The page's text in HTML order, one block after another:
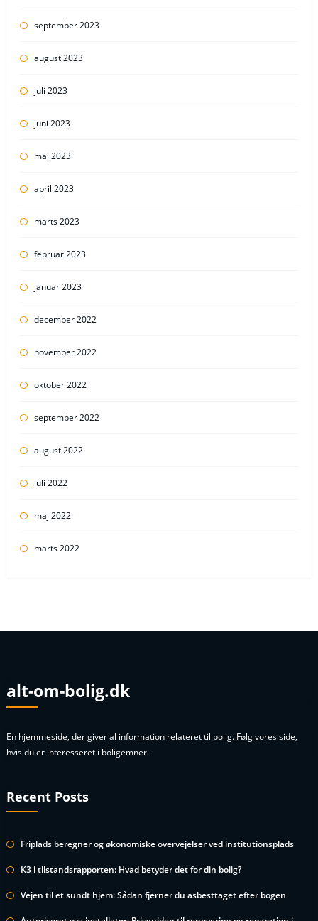
september 2023
august 2023
juli 2023
juni 2023
maj 2023
april 2023
marts 2023
februar 2023
januar 2023
december 2022
november 2022
oktober 2022
september 2022
august 2022
juli 2022
maj 2022
marts 2022
alt-om-bolig.dk
En hjemmeside, der giver al information relateret til bolig. Følg vores side,
hvis du er interesseret i boligemner.
Recent Posts
Friplads beregner og økonomiske overvejelser ved institutionsplads
K3 i tilstandsrapporten: Hvad betyder det for din bolig?
Vejen til et sundt hjem: Sådan fjerner du asbesttaget efter bogen